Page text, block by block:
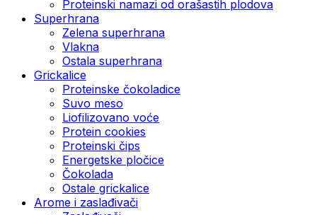
Proteinski namazi od orašastih plodova
Superhrana
Zelena superhrana
Vlakna
Ostala superhrana
Grickalice
Proteinske čokoladice
Suvo meso
Liofilizovano voće
Protein cookies
Proteinski čips
Energetske pločice
Čokolada
Ostale grickalice
Arome i zaslađivači